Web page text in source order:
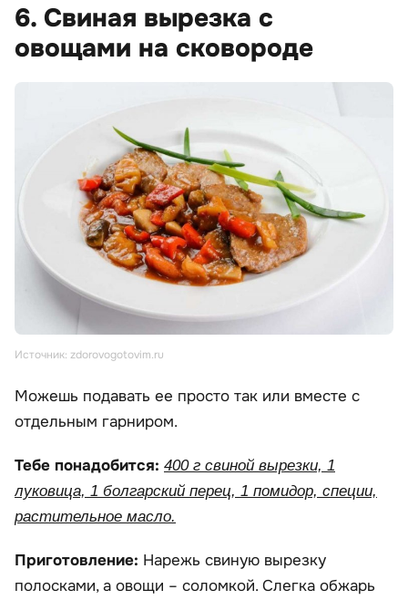
6. Свиная вырезка с
овощами на сковороде
Источник: zdorovogotovim.ru
Можешь подавать ее просто так или вместе с
отдельным гарниром.
Тебе понадобится: 400 г свиной вырезки, 1
луковица, 1 болгарский перец, 1 помидор, специи,
растительное масло.
Приготовление: Нарежь свиную вырезку
полосками, а овощи – соломкой. Слегка обжарь